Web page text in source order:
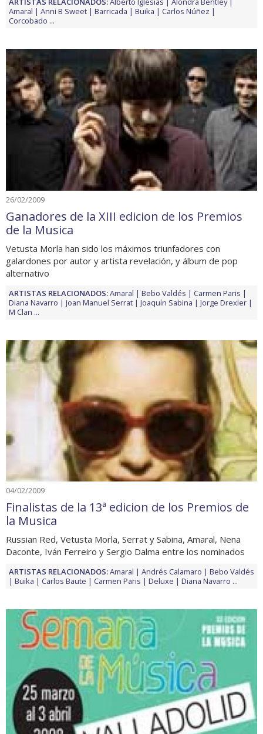
Amaral
Anni B Sweet Barricada Buika
Carlos Núñez
Corcobado ...
26/02/2009
Ganadores de la XIII edicion de los Premios
de la Musica
Vetusta Morla han sido los máximos triunfadores con
galardones por autor y artista revelación, y álbum de pop
alternativo
ARTISTAS RELACIONADOS:Amaral Bebo Valdés
Carmen Paris
Diana Navarro
Joan Manuel Serrat Joaquín Sabina
Jorge Drexler
M Clan ...
04/02/2009
Finalistas de la 13ª edicion de los Premios de
la Musica
Russian Red, Vetusta Morla, Serrat y Sabina, Amaral, Nena
Daconte, Iván Ferreiro y Sergio Dalma entre los nominados
ARTISTAS RELACIONADOS:Amaral Andrés Calamaro
Bebo Valdés
Buika
Carlos Baute Carmen Paris Deluxe Diana Navarro ...